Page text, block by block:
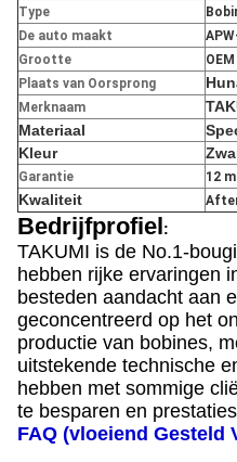
Type
De auto maakt
Grootte
Plaats van Oorsprong
Merknaam
Materiaal
Kleur
Garantie 12
Kwaliteit
Bedrijfprofiel:
TAKUMI is de No.1-
hebben rijke ervaringen
besteden aandacht aan
geconcentreerd op het
productie van bobines,
uitstekende technische
hebben met sommige
te besparen en
FAQ (vloeiend Gesteld